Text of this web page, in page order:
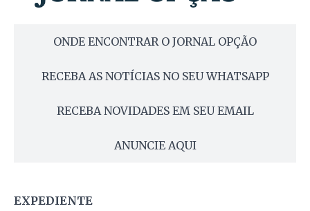
ONDE ENCONTRAR O JORNAL OPÇÃO
RECEBA AS NOTÍCIAS NO SEU WHATSAPP
RECEBA NOVIDADES EM SEU EMAIL
ANUNCIE AQUI
EXPEDIENTE